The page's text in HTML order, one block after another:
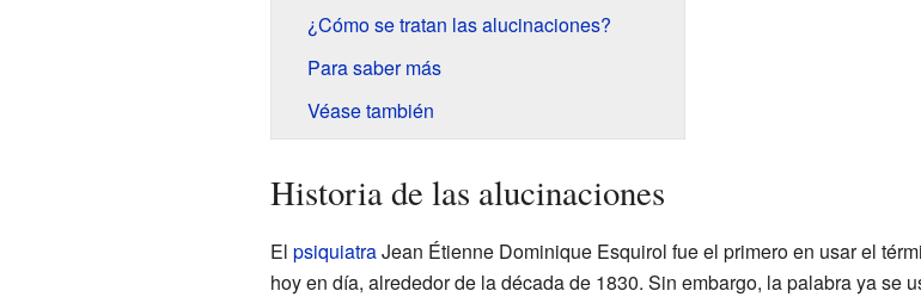
¿Cómo se tratan las alucinaciones?
Para saber más
Véase también
Historia de las alucinaciones
El psiquiatraJean Étienne Dominique Esquirol fue el primero en usar el
hoy en día, alrededor de la década de 1830. Sin embargo, la palabra ya se